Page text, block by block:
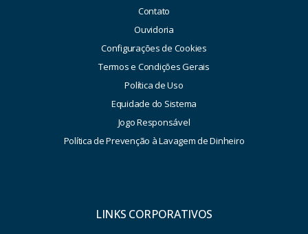
Contato
Ouvidoria
Configurações de Cookies
Termos e Condições Gerais
Política de Uso
Equidade do Sistema
Jogo Responsável
Política de Prevenção à Lavagem de Dinheiro
LINKS CORPORATIVOS